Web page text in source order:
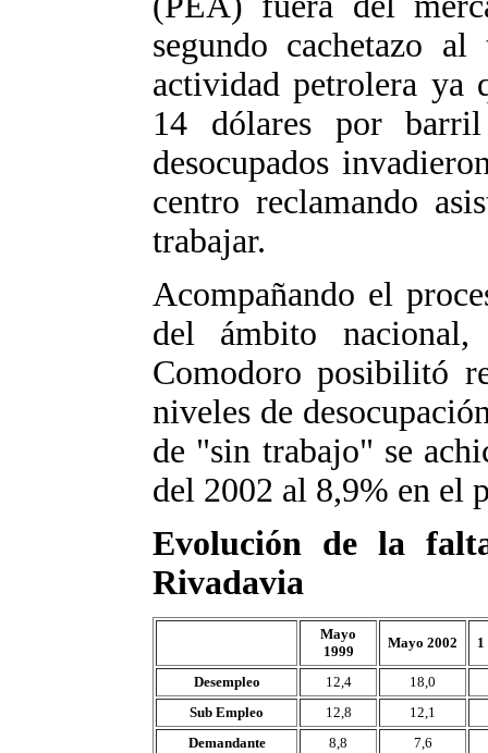
segundo cachetazo
actividad petrolera ya
14 dólares por
desocupados
centro reclamando
trabajar.
Acompañando el
del ámbito
Comodoro posibilitó
niveles de
de "sin trabajo" se
del 2002 al 8,9% en el
Evolución de la
Rivadavia
Mayo
1999
Mayo 2002 1
Desempleo 12,4
18,0
Sub Empleo
12,8
12,1
Demandante
8,8
7,6